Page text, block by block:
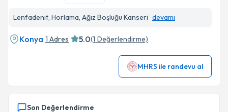
Lenfadenit, Horlama, Ağız Boşluğu Kanseri devamı
Konya 1 Adres 5.0(1 Değerlendirme)
MHRS ile randevu al
Son Değerlendirme